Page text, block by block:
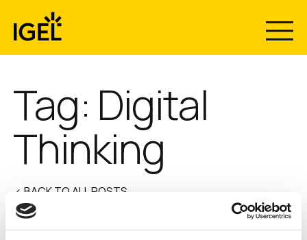
content
Tag: Digital
Thinking
< BACK TO ALL POSTS